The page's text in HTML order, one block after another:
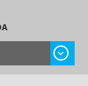
chevron_right